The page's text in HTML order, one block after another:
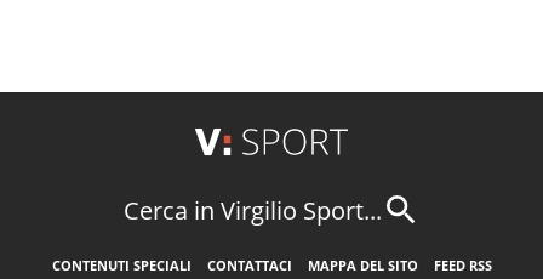
Cerca in Virgilio Sport...
CONTENUTI SPECIALI CONTATTACI MAPPA DEL SITO
FEED RSS